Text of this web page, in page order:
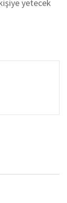
yetecek